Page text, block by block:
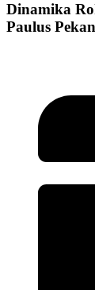
Dinamika
Paulus